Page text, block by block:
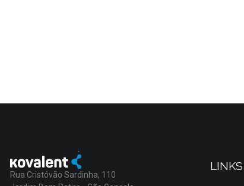
Rua Cristóvão Sardinha, 110